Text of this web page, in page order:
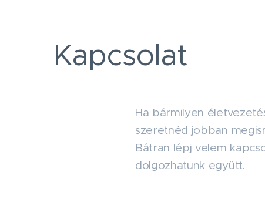
Kapcsolat
Ha bármilyen
szeretnéd jobban
Bátran lépj velem
dolgozhatunk együtt.